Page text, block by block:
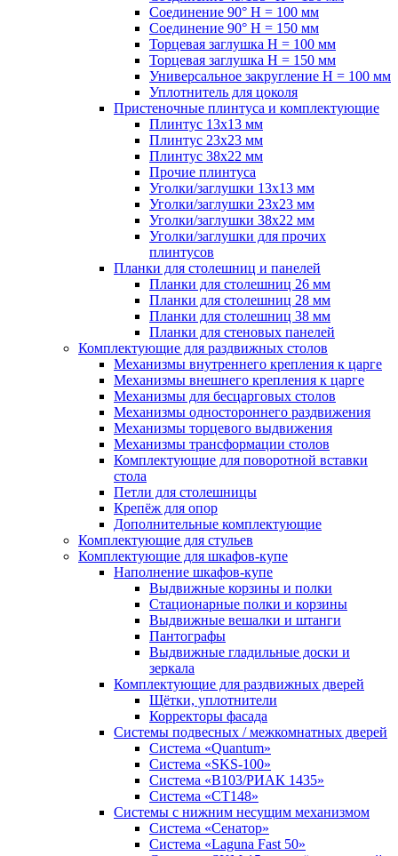
Соединение 90° H = 100 мм
Соединение 90° H = 150 мм
Торцевая заглушка H = 100 мм
Торцевая заглушка H = 150 мм
Универсальное закругление H = 100 мм
Уплотнитель для цоколя
Пристеночные плинтуса и комплектующие
Плинтус 13х13 мм
Плинтус 23х23 мм
Плинтус 38х22 мм
Прочие плинтуса
Уголки/заглушки 13х13 мм
Уголки/заглушки 23х23 мм
Уголки/заглушки 38х22 мм
Уголки/заглушки для прочих
плинтусов
Планки для столешниц и панелей
Планки для столешниц 26 мм
Планки для столешниц 28 мм
Планки для столешниц 38 мм
Планки для стеновых панелей
Комплектующие для раздвижных столов
Механизмы внутреннего крепления к царге
Механизмы внешнего крепления к царге
Механизмы для бесцарговых столов
Механизмы одностороннего раздвижения
Механизмы торцевого выдвижения
Механизмы трансформации столов
Комплектующие для поворотной вставки
стола
Петли для столешницы
Крепёж для опор
Дополнительные комплектующие
Комплектующие для стульев
Комплектующие для шкафов-купе
Наполнение шкафов-купе
Выдвижные корзины и полки
Стационарные полки и корзины
Выдвижные вешалки и штанги
Пантографы
Выдвижные гладильные доски и
зеркала
Комплектующие для раздвижных дверей
Щётки, уплотнители
Корректоры фасада
Системы подвесных / межкомнатных дверей
Система «Quantum»
Система «SKS-100»
Система «B103/РИАК 1435»
Система «СТ148»
Системы с нижним несущим механизмом
Система «Сенатор»
Система «Laguna Fast 50»